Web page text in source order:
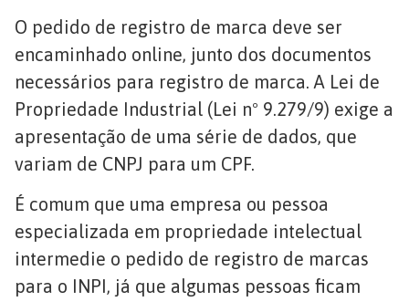
O pedido de registro de marca deve ser
encaminhado online, junto dos documentos
necessários para registro de marca. A Lei de
Propriedade Industrial (Lei nº 9.279/9) exige a
apresentação de uma série de dados, que
variam de CNPJ para um CPF.
É comum que uma empresa ou pessoa
especializada em propriedade intelectual
intermedie o pedido de registro de marcas
para o INPI, já que algumas pessoas ficam